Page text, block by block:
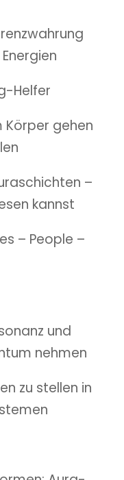
Helfer
Körper gehen
–
kannst
– People –
und
nehmen
zu stellen in